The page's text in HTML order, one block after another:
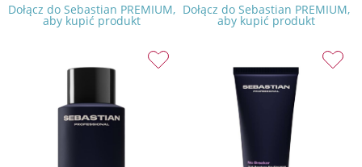
Dołącz do Sebastian PREMIUM,
aby kupić produkt
Dołącz do Sebastian PREMIUM,
aby kupić produkt